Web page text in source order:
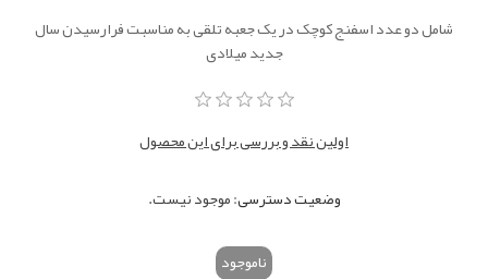
شامل دو عدد اسفنج کوچک در یک جعبه تلقی به مناسبت فرارسیدن سال
جدید میلادی
اولین نقد و بررسی برای این محصول
وضعیت دسترسی:موجود نیست.
ناموجود